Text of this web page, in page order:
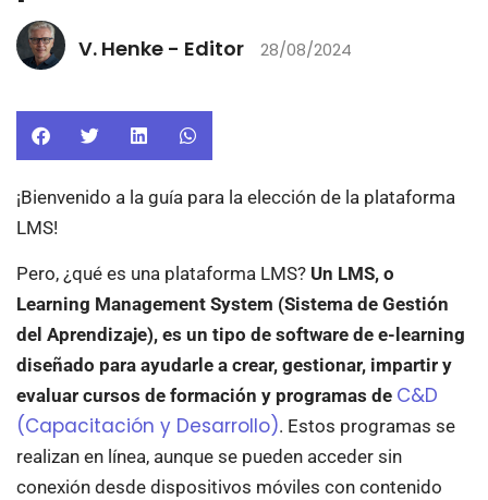
V. Henke - Editor 28/08/2024
¡Bienvenido a la guía para la elección de la plataforma
LMS!
Pero, ¿qué es una plataforma LMS? Un LMS, o
Learning Management System (Sistema de Gestión
del Aprendizaje), es un tipo de software de e-learning
diseñado para ayudarle a crear, gestionar, impartir y
evaluar cursos de formación y programas de C&D
(Capacitación y Desarrollo). Estos programas se
realizan en línea, aunque se pueden acceder sin
conexión desde dispositivos móviles con contenido